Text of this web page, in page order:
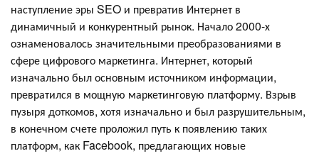
наступление эры SEO и превратив Интернет в
динамичный и конкурентный рынок. Начало 2000-х
ознаменовалось значительными преобразованиями в
сфере цифрового маркетинга. Интернет, который
изначально был основным источником информации,
превратился в мощную маркетинговую платформу. Взрыв
пузыря доткомов, хотя изначально и был разрушительным,
в конечном счете проложил путь к появлению таких
платформ, как Facebook, предлагающих новые